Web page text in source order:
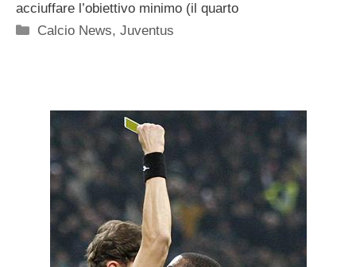
acciuffare l’obiettivo minimo (il quarto
Categorie
Calcio News,Juventus